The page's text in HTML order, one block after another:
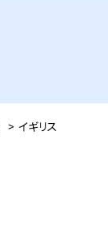
> イギリス